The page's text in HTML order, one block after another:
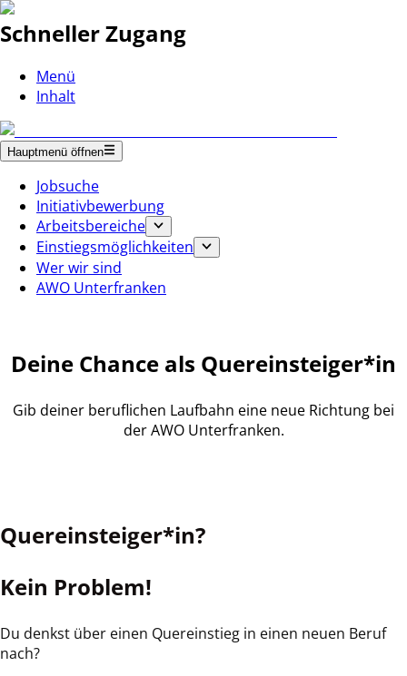
Schneller Zugang
Menü
Inhalt
Hauptmenü öffnen
Jobsuche
Initiativbewerbung
Arbeitsbereiche
Einstiegsmöglichkeiten
Wer wir sind
AWO Unterfranken
Deine Chance als Quereinsteiger*in
Gib deiner beruflichen Laufbahn eine neue Richtung bei
der AWO Unterfranken.
Quereinsteiger*in?
Kein Problem!
Du denkst über einen Quereinstieg in einen neuen Beruf
nach?